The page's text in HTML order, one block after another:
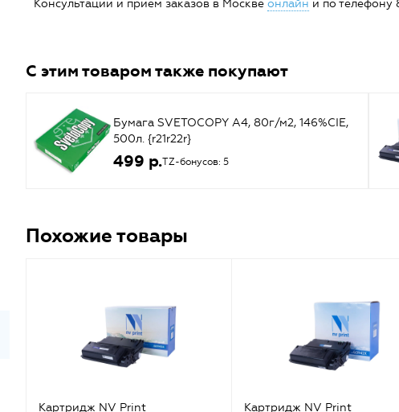
Консультации и прием заказов в Москве онлайн и по телефону
С этим товаром также покупают
Бумага SVETOCOPY A4, 80г/м2, 146%CIE,
500л. {r21r22r}
499 р.TZ-бонусов: 5
Похожие товары
Картридж NV Print
Картридж NV Print